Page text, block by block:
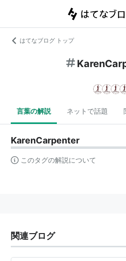
はてなブログ トップ
言葉の解説 ネットで話題
KarenCarpenter
このタグの解説について
関連ブログ